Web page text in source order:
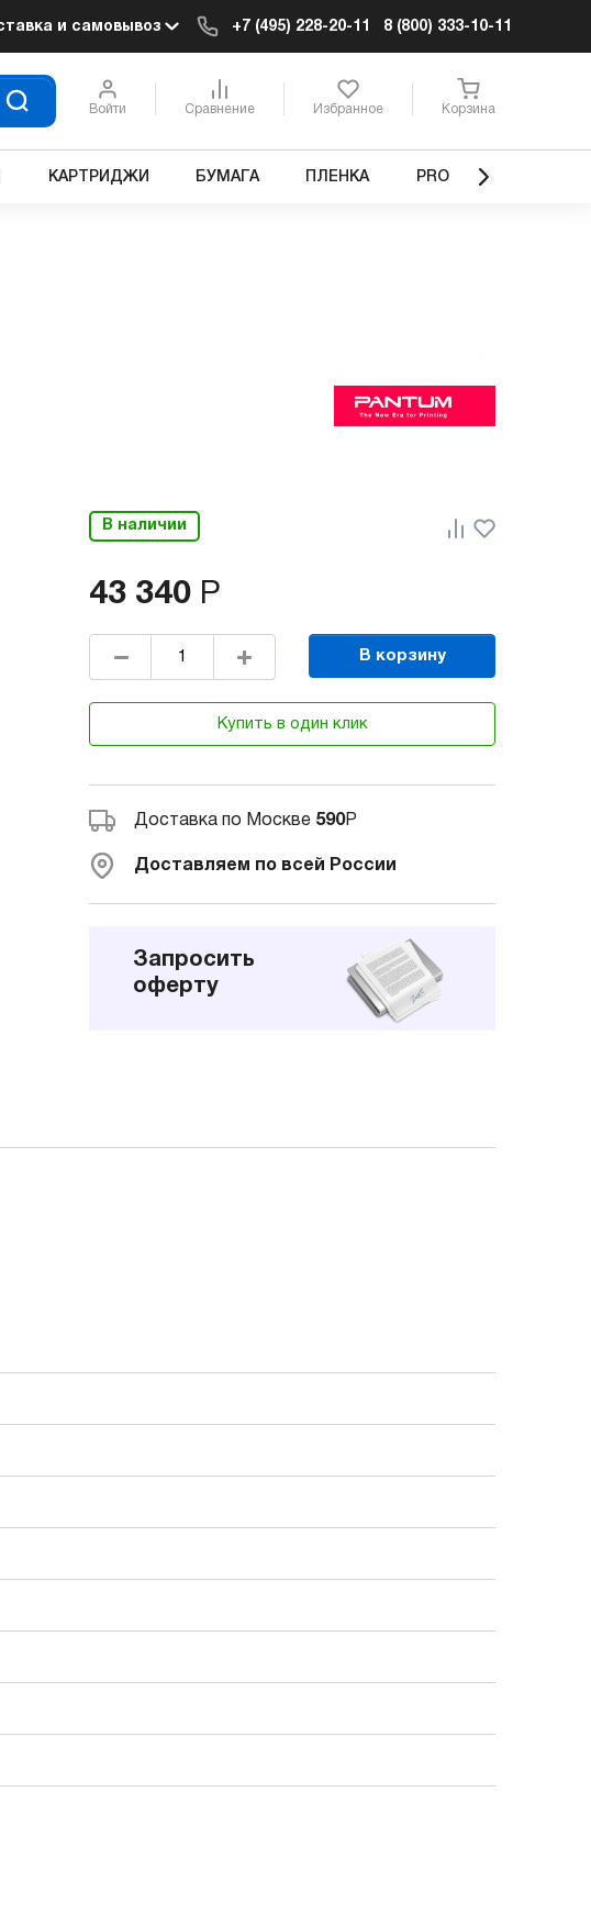
и самовывоз +7 (495) 228-20-11 8 (800) 333-10-11
Войти Сравнение Избранное Корзина
КАРТРИДЖИ БУМАГА ПЛЕНКА PRO
В наличии
43 340 Р
В корзину
Купить в один клик
Доставка по Москве 590Р
Доставляем по всей России
Запросить
оферту